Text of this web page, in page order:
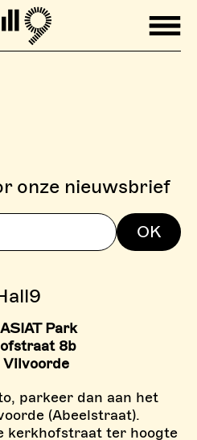
Mobile
Park
8b
Vilvoorde
parkeer dan aan het
(Abeelstraat).
kerkhofstraat ter hoogte
onze nieuwsbrief
OK